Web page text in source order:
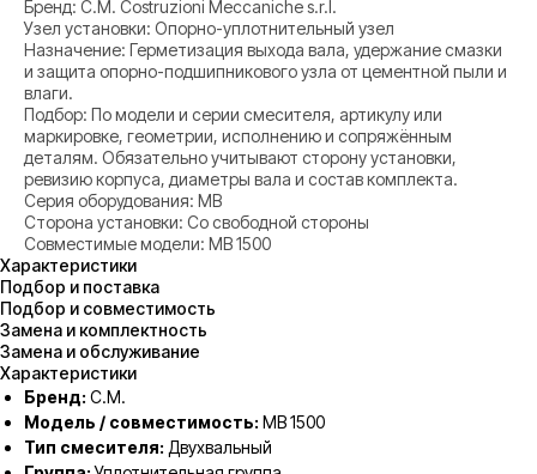
Бренд: C.M. Costruzioni Meccaniche s.r.l.
Узел установки: Опорно-уплотнительный узел
Назначение: Герметизация выхода вала, удержание смазки
и защита опорно-подшипникового узла от цементной пыли и
влаги.
Подбор: По модели и серии смесителя, артикулу или
маркировке, геометрии, исполнению и сопряжённым
деталям. Обязательно учитывают сторону установки,
ревизию корпуса, диаметры вала и состав комплекта.
Серия оборудования: MB
Сторона установки: Со свободной стороны
Совместимые модели: MB 1500
Характеристики
Подбор и поставка
Подбор и совместимость
Замена и комплектность
Замена и обслуживание
Характеристики
Бренд: C.M.
Модель / совместимость: MB 1500
Тип смесителя: Двухвальный